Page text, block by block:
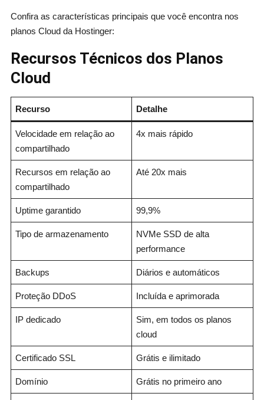
Confira as características principais que você encontra nos
planos Cloud da Hostinger:
Recursos Técnicos dos Planos
Cloud
Recurso Detalhe
Velocidade em relação ao
compartilhado
4x mais rápido
Recursos em relação ao
compartilhado
Até 20x mais
Uptime garantido 99,9%
Tipo de armazenamento
NVMe SSD de alta
performance
Backups Diários e automáticos
Proteção DDoS Incluída e aprimorada
IP dedicado
Sim, em todos os planos
cloud
Certificado SSL Grátis e ilimitado
Domínio Grátis no primeiro ano